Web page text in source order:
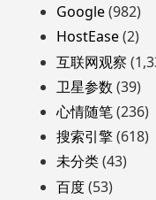
Google(982)
HostEase(2)
互联网观察
卫星参数 (39)
心情随笔(236)
搜索引擎(618)
未分类(43)
百度(53)